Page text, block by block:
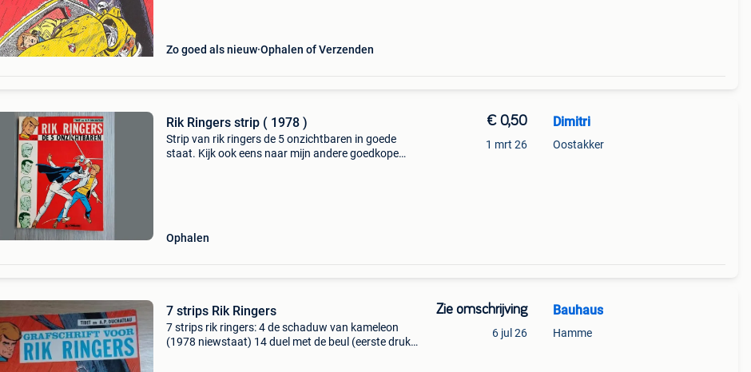
Zo goed als nieuw Ophalen of Verzenden
Rik Ringers strip ( 1978 )
Strip van rik ringers de 5 onzichtbaren in goede
staat. Kijk ook eens naar mijn andere goedkope
Ophalen
€ 0,50
1 mrt 26
Dimitri
Oostakker
7 strips Rik Ringers
7 strips rik ringers: 4 de schaduw van kameleon
(1978 niewstaat) 14 duel met de beul (eerste druk
Zie omschrijving
6 jul 26
Bauhaus
Hamme